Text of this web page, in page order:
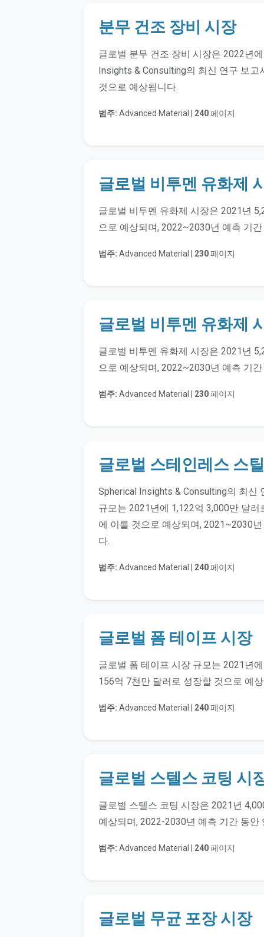
분무 건조 장비 시장
글로벌 분무 건조 장비 시장은 2022년
Insights & Consulting의 최신 연구 보
것으로 예상됩니다.
범주: Advanced Material | 240페이지
글로벌 비투멘 유화제
글로벌 비투멘 유화제 시장은 2021년
으로 예상되며, 2022~2030년 예측 기
범주: Advanced Material | 230페이지
글로벌 비투멘 유화제
글로벌 비투멘 유화제 시장은 2021년
으로 예상되며, 2022~2030년 예측 기
범주: Advanced Material | 230페이지
글로벌 스테인레스 스
Spherical Insights & Consulting의 최신
규모는 2021년에 1,122억 3,000만 달
에 이를 것으로 예상되며, 2021~2030
다.
범주: Advanced Material | 240페이지
글로벌 폼 테이프 시장
글로벌 폼 테이프 시장 규모는 2021년
156억 7천만 달러로 성장할 것으로 예
범주: Advanced Material | 240페이지
글로벌 스텔스 코팅 시
글로벌 스텔스 코팅 시장은 2021년
예상되며, 2022-2030년 예측 기간 동안
범주: Advanced Material | 240페이지
글로벌 무균 포장 시장